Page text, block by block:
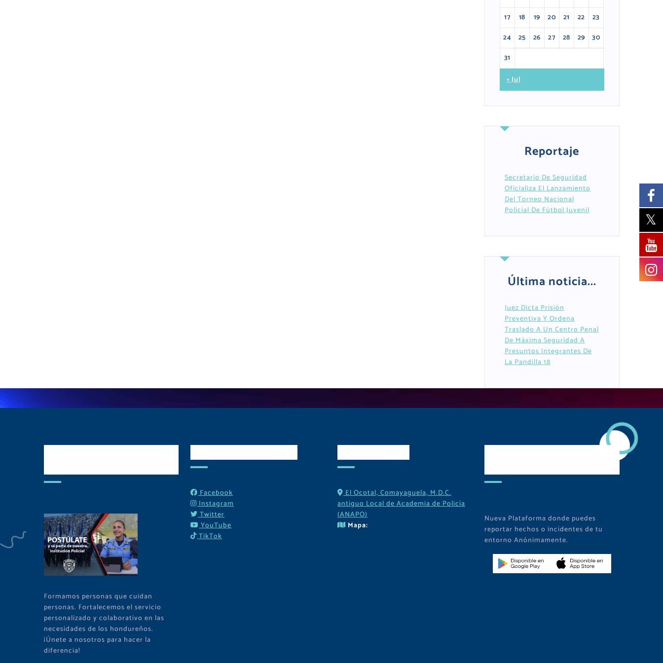
17
18 19 20 21 22
23
24
25 26 27 28 29
30
31
« Jul
Reportaje
Secretario De Seguridad
Oficializa El Lanzamiento
Del Torneo Nacional
Policial De Fútbol Juvenil
Última noticia...
Juez Dicta Prisión
Preventiva Y Ordena
Traslado A Un Centro Penal
De Máxima Seguridad A
Presuntos Integrantes De
La Pandilla 18
Formamos personas que cuidan
personas. Fortalecemos el servicio
personalizado y colaborativo en las
necesidades de los hondureños.
¡Únete a nosotros para hacer la
diferencia!
Facebook
Instagram
Twitter
YouTube
TikTok
El Ocotal, Comayaguela, M.D.C.
antiguo Local de Academia de Policía
(ANAPO)
Mapa:
Nueva Plataforma donde puedes
reportar hechos o incidentes de tu
entorno Anónimamente.